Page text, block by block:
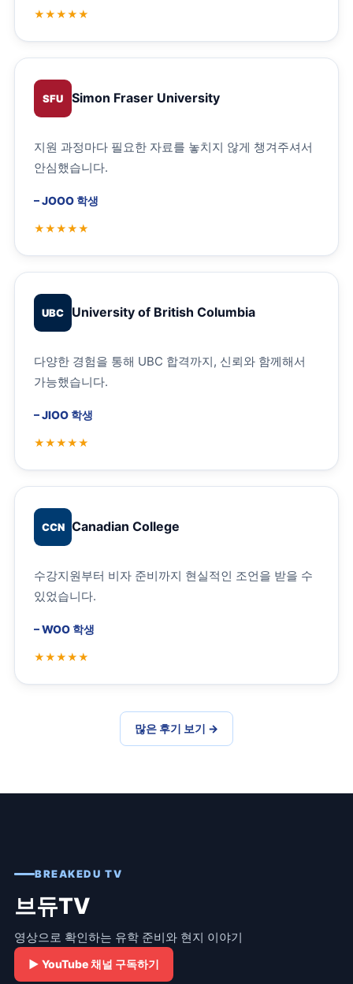
SFU Simon Fraser University
지원 과정마다 필요한 자료를 놓치지 않게 챙겨주셔서
안심했습니다.
–JOOO 학생
UBC University of British Columbia
다양한 경험을 통해 UBC 합격까지, 신뢰와 함께해서
가능했습니다.
–JIOO 학생
CCN Canadian College
수강지원부터 비자 준비까지 현실적인 조언을 받을 수
있었습니다.
–WOO 학생
많은 후기 보기 →
BREAKEDU TV
브듀TV
영상으로 확인하는 유학 준비와 현지 이야기
▶ YouTube 채널 구독하기